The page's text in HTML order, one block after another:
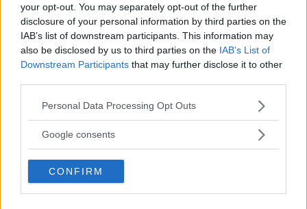
your opt-out. You may separately opt-out of the further
disclosure of your personal information by third parties on the
IAB’s list of downstream participants. This information may
also be disclosed by us to third parties on the IAB’s List of
Downstream Participants that may further disclose it to other
Please note that this website/app uses one or more Google
not limited to your visit or usage behaviour. You may click to
use your data for below specified purposes in below Google
consent section.
Personal Data Processing Opt Outs
Google consents
CONFIRM
Lindgren nöjd: "Nödvändigt om vi ska
kriga om seriesegern"
FOTBOLL 07 augusti 2026 20.42
VIDEO: Albin målskytt i derbyt mot
moderklubben
FOTBOLL 07 augusti 2026 20.08